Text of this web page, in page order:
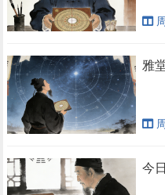
雅
今